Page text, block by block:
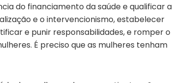
do financiamento da saúde e qualificar a
e o intervencionismo, estabelecer
e punir responsabilidades, e romper o
É preciso que as mulheres tenham